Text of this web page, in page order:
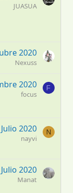
JUASUA
2020
Nexuss
2020
focus
F
2020
nayvi
N
2020
Manat